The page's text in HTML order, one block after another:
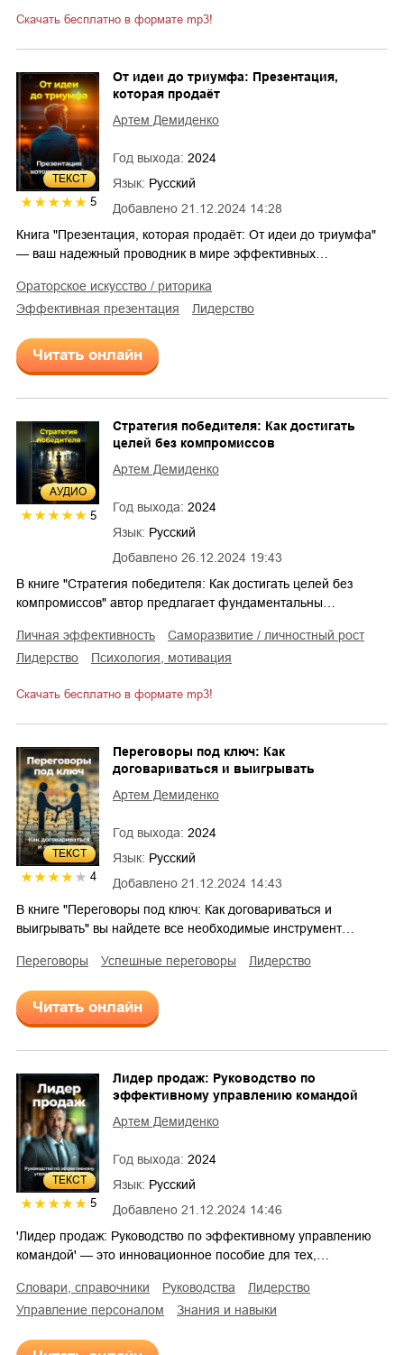
Скачать бесплатно в формате mp3!
ТЕКСТ
5 Добавлено 21.12.2024 14:28
От идеи до триумфа: Презентация,
которая продаёт
Артем Демиденко
Год выхода: 2024
Язык: Русский
Книга "Презентация, которая продаёт: От идеи до триумфа"
— ваш надежный проводник в мире эффективных…
ораторское искусство / риторика
эффективная презентация
лидерство
Читать онлайн
AУДИО
5
Добавлено 26.12.2024 19:43
Стратегия победителя: Как достигать
целей без компромиссов
Артем Демиденко
Год выхода: 2024
Язык: Русский
В книге "Стратегия победителя: Как достигать целей без
компромиссов" автор предлагает фундаментальны…
личная эффективность
саморазвитие / личностный рост
лидерство
психология, мотивация
Скачать бесплатно в формате mp3!
ТЕКСТ
4 Добавлено 21.12.2024 14:43
Переговоры под ключ: Как
договариваться и выигрывать
Артем Демиденко
Год выхода: 2024
Язык: Русский
В книге "Переговоры под ключ: Как договариваться и
выигрывать" вы найдете все необходимые инструмент…
переговоры успешные переговоры лидерство
Читать онлайн
ТЕКСТ
5 Добавлено 21.12.2024 14:46
Лидер продаж: Руководство по
эффективному управлению командой
Артем Демиденко
Год выхода: 2024
Язык: Русский
'Лидер продаж: Руководство по эффективному управлению
командой' — это инновационное пособие для тех,…
словари, справочники руководства
лидерство
управление персоналом
знания и навыки